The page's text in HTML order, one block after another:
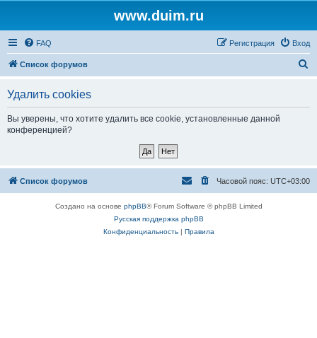
www.duim.ru
FAQ Вход
Регистрация
Список форумов
Удалить cookies
Вы уверены, что хотите удалить все cookie, установленные данной
конференцией?
Список форумов Часовой пояс: UTC+03:00
Создано на основе phpBB® Forum Software © phpBB Limited
Русская поддержка phpBB
Конфиденциальность| Правила